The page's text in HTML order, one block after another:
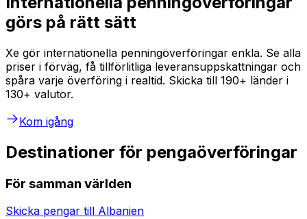
görs på rätt sätt
Xe gör internationella penningöverföringar enkla. Se alla
priser i förväg, få tillförlitliga leveransuppskattningar och
spåra varje överföring i realtid. Skicka till 190+ länder i
130+ valutor.
Kom igång
Destinationer för pengaöverföringar
För samman världen
Skicka pengar till Albanien